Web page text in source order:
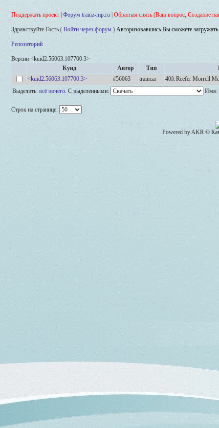
Поддержать проект Форум trainz-mp.ru Обратная связь (Ваш вопрос, Создание
Здравствуйте Гость ( Войти через форум ) Авторизовавшись Вы сможете
Репозиторий
Версии <kuid2:56063:107700:3>
Куид
Автор Тип
<kuid2:56063:107700:3>
#56063 traincar
40ft Reefer Morrell
Выделить: всё ничего. С выделенными: Имя:
Строк на странице:
Powered by AKR ©